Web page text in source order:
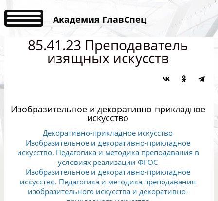
Академия ГлавСпец
85.41.23 Преподаватель
изящных искусств
Изобразительное и декоративно-прикладное
искусство
Декоративно-прикладное искусство
Изобразительное и декоративно-прикладное
искусство. Педагогика и методика преподавания в
условиях реализации ФГОС
Изобразительное и декоративно-прикладное
искусство. Педагогика и методика преподавания
изобразительного искусства и декоративно-